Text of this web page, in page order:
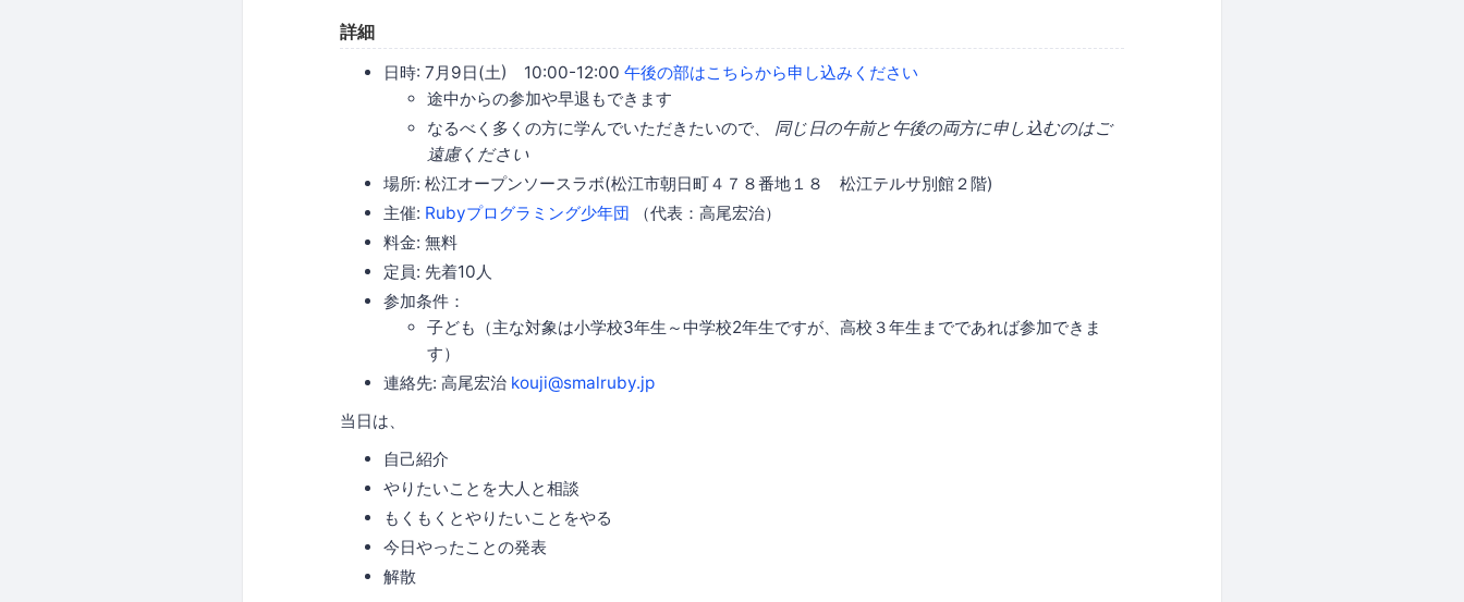
詳細
日時: 7月9日(土) 10:00-12:00 午後の部はこちらから申し込みください
途中からの参加や早退もできます
なるべく多くの方に学んでいただきたいので、 同じ日の午前と午後の両方に申し込むのはご
遠慮ください
場所: 松江オープンソースラボ(松江市朝日町４７８番地１８ 松江テルサ別館２階)
主催: Rubyプログラミング少年団 （代表：高尾宏治）
料金: 無料
定員: 先着10人
参加条件：
子ども（主な対象は小学校3年生～中学校2年生ですが、高校３年生までであれば参加できま
す）
連絡先: 高尾宏治 kouji@smalruby.jp
当日は、
自己紹介
やりたいことを大人と相談
もくもくとやりたいことをやる
今日やったことの発表
解散